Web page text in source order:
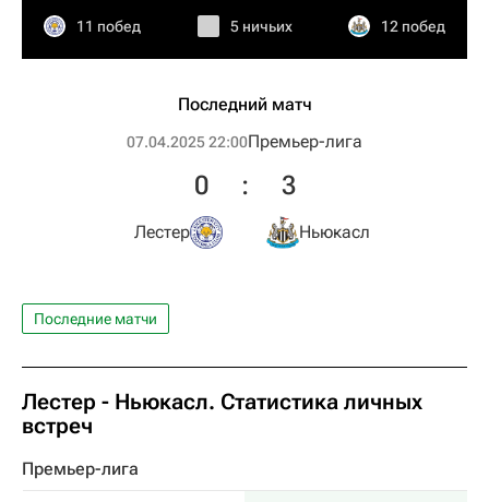
11 побед 5 ничьих 12 побед
Последний матч
07.04.2025 22:00Премьер-лига
Лестер
0 : 3
Ньюкасл
Последние матчи
Лестер - Ньюкасл. Статистика личных
встреч
Премьер-лига